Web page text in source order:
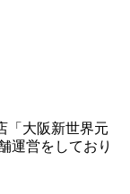
「大阪新世界元
運営をしており